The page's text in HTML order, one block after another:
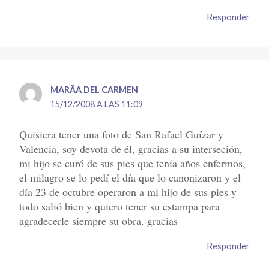
Responder
MARÃ­A DEL CARMEN
15/12/2008 A LAS 11:09
Quisiera tener una foto de San Rafael Guízar y
Valencia, soy devota de él, gracias a su interseción,
mi hijo se curó de sus pies que tenía años enfermos,
el milagro se lo pedí el día que lo canonizaron y el
día 23 de octubre operaron a mi hijo de sus pies y
todo salió bien y quiero tener su estampa para
agradecerle siempre su obra. gracias
Responder